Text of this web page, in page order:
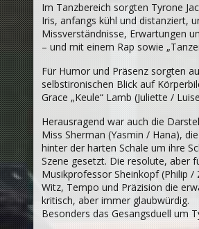
Im Tanzbereich sorgten Tyrone
Iris, anfangs kühl und distanziert,
Missverständnisse, Erwartungen
– und mit einem Rap sowie
Für Humor und Präsenz sorgten
selbstironischen Blick auf
Grace „Keule“ Lamb (Juliette /
Herausragend war auch die
Miss Sherman (Yasmin / Hana),
hinter der harten Schale um ihre
Szene gesetzt. Die resolute, aber
Musikprofessor Sheinkopf (Philip
Witz, Tempo und Präzision die
kritisch, aber immer glaubwürdig.
Besonders das Gesangsduell um